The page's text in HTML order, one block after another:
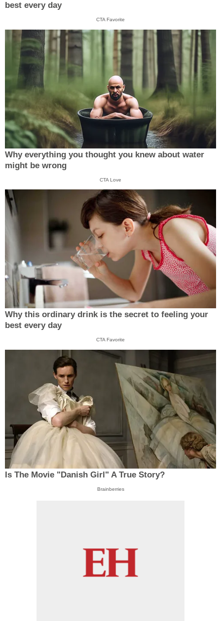
best every day
CTA Favorite
Why everything you thought you knew about water
might be wrong
CTA Love
Why this ordinary drink is the secret to feeling your
best every day
CTA Favorite
Is The Movie "Danish Girl" A True Story?
Brainberries